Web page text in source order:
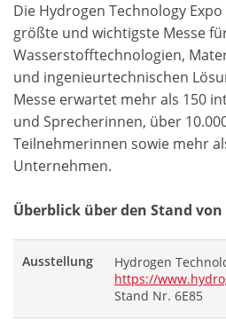
Die Hydrogen Technology
größte und wichtigste Messe
Wasserstofftechnologien,
und ingenieurtechnischen
Messe erwartet mehr als 150
und Sprecherinnen, über
Teilnehmerinnen sowie mehr
Unternehmen.
Überblick über den Stand von
Ausstellung
Hydrogen
https://
Stand Nr. 6E85